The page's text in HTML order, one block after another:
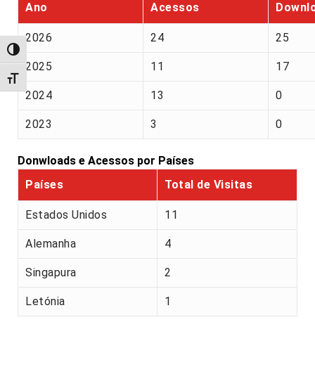
Alternar alto contraste
Alternar tamanho da fonte
Ano Acessos
2026 24 25
2025 11 17
2024 13 0
2023 3 0
Donwloads e Acessos por Países
Países
Total de Visitas
Estados Unidos 11
Alemanha 4
Singapura 2
Letónia 1